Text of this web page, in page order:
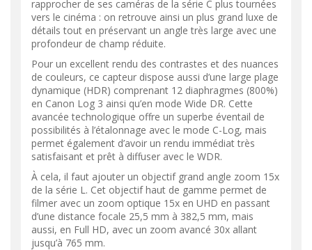
rapprocher de ses caméras de la série C plus tournées
vers le cinéma : on retrouve ainsi un plus grand luxe de
détails tout en préservant un angle très large avec une
profondeur de champ réduite.
Pour un excellent rendu des contrastes et des nuances
de couleurs, ce capteur dispose aussi d’une large plage
dynamique (HDR) comprenant 12 diaphragmes (800%)
en Canon Log 3 ainsi qu’en mode Wide DR. Cette
avancée technologique offre un superbe éventail de
possibilités à l’étalonnage avec le mode C-Log, mais
permet également d’avoir un rendu immédiat très
satisfaisant et prêt à diffuser avec le WDR.
À cela, il faut ajouter un objectif grand angle zoom 15x
de la série L. Cet objectif haut de gamme permet de
filmer avec un zoom optique 15x en UHD en passant
d’une distance focale 25,5 mm à 382,5 mm, mais
aussi, en Full HD, avec un zoom avancé 30x allant
jusqu’à 765 mm.